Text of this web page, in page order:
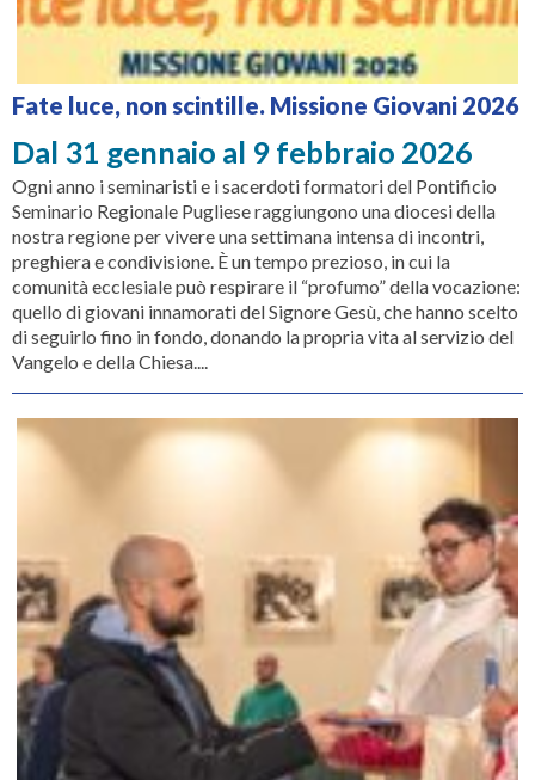
Fate luce, non scintille. Missione Giovani 2026
Dal 31 gennaio al 9 febbraio 2026
Ogni anno i seminaristi e i sacerdoti formatori del Pontificio
Seminario Regionale Pugliese raggiungono una diocesi della
nostra regione per vivere una settimana intensa di incontri,
preghiera e condivisione. È un tempo prezioso, in cui la
comunità ecclesiale può respirare il “profumo” della vocazione:
quello di giovani innamorati del Signore Gesù, che hanno scelto
di seguirlo fino in fondo, donando la propria vita al servizio del
Vangelo e della Chiesa....